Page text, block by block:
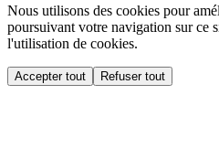
Nous utilisons des cookies pour
poursuivant votre navigation sur ce
l'utilisation de cookies.
Accepter tout Refuser tout